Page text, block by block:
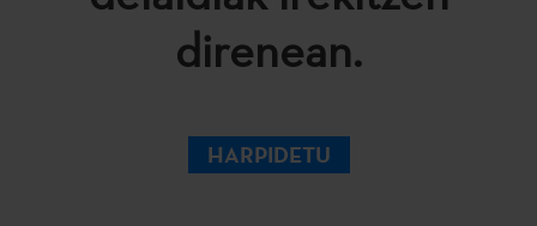
direnean.
HARPIDETU